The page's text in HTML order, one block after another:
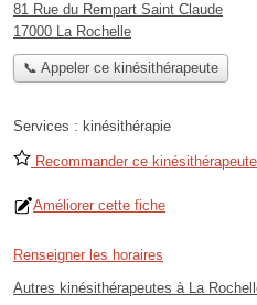
81 Rue du Rempart Saint Claude
17000 La Rochelle
📞 Appeler ce kinésithérapeute
Services : kinésithérapie
Recommander ce kinésithérapeute
Améliorer cette fiche
Renseigner les horaires
Autres kinésithérapeutes à La